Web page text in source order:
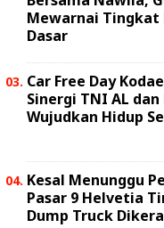
Mewarnai Tingkat
Dasar
Car Free Day
Sinergi TNI AL
Wujudkan Hidup
Kesal Menunggu
Pasar 9 Helvetia
Dump Truck